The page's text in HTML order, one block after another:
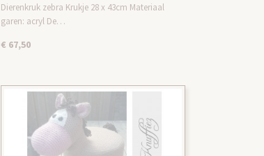
Dierenkruk zebra Krukje 28 x 43cm Materiaal
garen: acryl De…
€ 67,50